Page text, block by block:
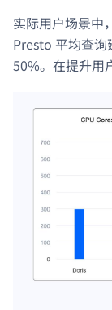
实际用户场景中
Presto 平均查
50%。在提升用